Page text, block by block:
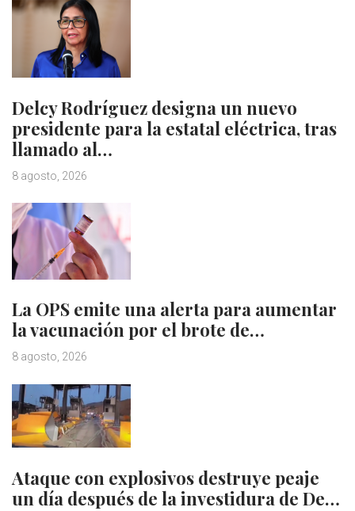
Delcy Rodríguez designa un nuevo
presidente para la estatal eléctrica, tras
llamado al…
8 agosto, 2026
La OPS emite una alerta para aumentar
la vacunación por el brote de…
8 agosto, 2026
Ataque con explosivos destruye peaje
un día después de la investidura de De…